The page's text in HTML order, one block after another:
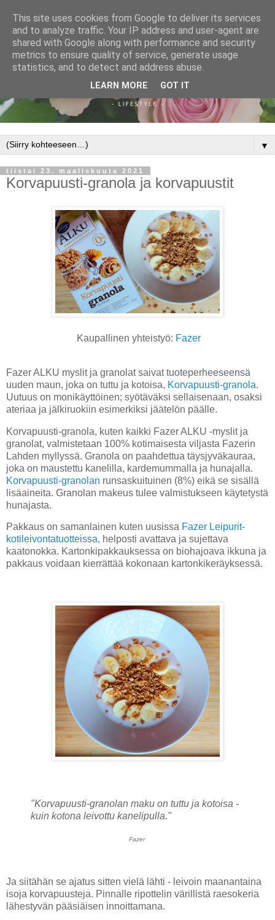
▼
tiistai 23. maaliskuuta 2021
Korvapuusti-granola ja korvapuustit
Kaupallinen yhteistyö: Fazer
Fazer ALKU myslit ja granolat saivat tuoteperheeseensä
uuden maun, joka on tuttu ja kotoisa, Korvapuusti-granola.
Uutuus on monikäyttöinen; syötäväksi sellaisenaan, osaksi
ateriaa ja jälkiruokiin esimerkiksi jäätelön päälle.
Korvapuusti-granola, kuten kaikki Fazer ALKU -myslit ja
granolat, valmistetaan 100% kotimaisesta viljasta Fazerin
Lahden myllyssä. Granola on paahdettua täysjyväkauraa,
joka on maustettu kanelilla, kardemummalla ja hunajalla.
Korvapuusti-granolan runsaskuituinen (8%) eikä se sisällä
lisäaineita. Granolan makeus tulee valmistukseen käytetystä
hunajasta.
Pakkaus on samanlainen kuten uusissa Fazer Leipurit-
kotileivontatuotteissa, helposti avattava ja sujettava
kaatonokka. Kartonkipakkauksessa on biohajoava ikkuna ja
pakkaus voidaan kierrättää kokonaan kartonkikeräyksessä.
"Korvapuusti-granolan maku on tuttu ja kotoisa -
kuin kotona leivottu kanelipulla."
Fazer
Ja siitähän se ajatus sitten vielä lähti - leivoin maanantaina
isoja korvapuusteja. Pinnalle ripottelin värillistä raesokeria
lähestyvän pääsiäisen innoittamana.
This site uses cookies from Google to deliver its services
and to analyze traffic. Your IP address and user-agent are
shared with Google along with performance and security
metrics to ensure quality of service, generate usage
statistics, and to detect and address abuse.
LEARN MORE GOT IT